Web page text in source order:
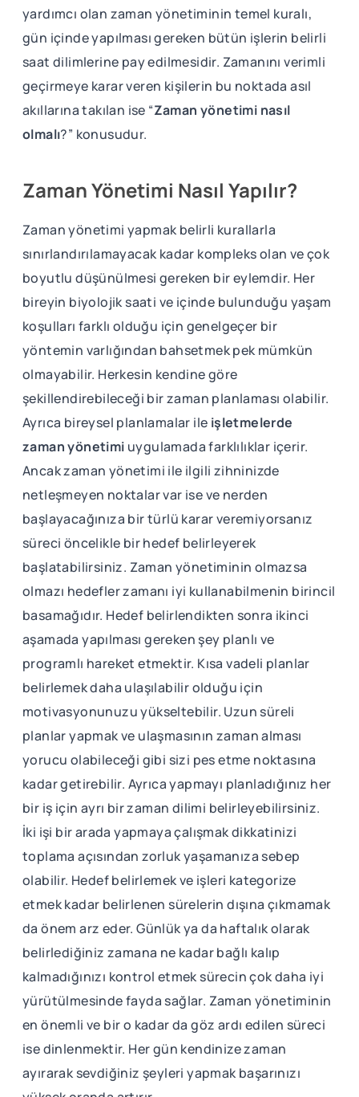
yardımcı olan zaman yönetiminin temel kuralı,
gün içinde yapılması gereken bütün işlerin belirli
saat dilimlerine pay edilmesidir. Zamanını verimli
geçirmeye karar veren kişilerin bu noktada asıl
akıllarına takılan ise “Zaman yönetimi nasıl
olmalı?” konusudur.
Zaman Yönetimi Nasıl Yapılır?
Zaman yönetimi yapmak belirli kurallarla
sınırlandırılamayacak kadar kompleks olan ve çok
boyutlu düşünülmesi gereken bir eylemdir. Her
bireyin biyolojik saati ve içinde bulunduğu yaşam
koşulları farklı olduğu için genelgeçer bir
yöntemin varlığından bahsetmek pek mümkün
olmayabilir. Herkesin kendine göre
şekillendirebileceği bir zaman planlaması olabilir.
Ayrıca bireysel planlamalar ile işletmelerde
zaman yönetimi uygulamada farklılıklar içerir.
Ancak zaman yönetimi ile ilgili zihninizde
netleşmeyen noktalar var ise ve nerden
başlayacağınıza bir türlü karar veremiyorsanız
süreci öncelikle bir hedef belirleyerek
başlatabilirsiniz. Zaman yönetiminin olmazsa
olmazı hedefler zamanı iyi kullanabilmenin birincil
basamağıdır. Hedef belirlendikten sonra ikinci
aşamada yapılması gereken şey planlı ve
programlı hareket etmektir. Kısa vadeli planlar
belirlemek daha ulaşılabilir olduğu için
motivasyonunuzu yükseltebilir. Uzun süreli
planlar yapmak ve ulaşmasının zaman alması
yorucu olabileceği gibi sizi pes etme noktasına
kadar getirebilir. Ayrıca yapmayı planladığınız her
bir iş için ayrı bir zaman dilimi belirleyebilirsiniz.
İki işi bir arada yapmaya çalışmak dikkatinizi
toplama açısından zorluk yaşamanıza sebep
olabilir. Hedef belirlemek ve işleri kategorize
etmek kadar belirlenen sürelerin dışına çıkmamak
da önem arz eder. Günlük ya da haftalık olarak
belirlediğiniz zamana ne kadar bağlı kalıp
kalmadığınızı kontrol etmek sürecin çok daha iyi
yürütülmesinde fayda sağlar. Zaman yönetiminin
en önemli ve bir o kadar da göz ardı edilen süreci
ise dinlenmektir. Her gün kendinize zaman
ayırarak sevdiğiniz şeyleri yapmak başarınızı